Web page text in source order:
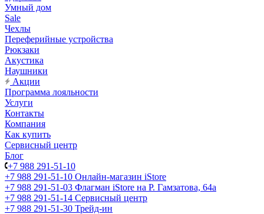
Умный дом
Sale
Чехлы
Переферийные устройства
Рюкзаки
Акустика
Наушники
Акции
Программа лояльности
Услуги
Контакты
Компания
Как купить
Сервисный центр
Блог
+7 988 291-51-10
+7 988 291-51-10 Онлайн-магазин iStore
+7 988 291-51-03 Флагман iStore на Р. Гамзатова, 64а
+7 988 291-51-14 Сервисный центр
+7 988 291-51-30 Трейд-ин